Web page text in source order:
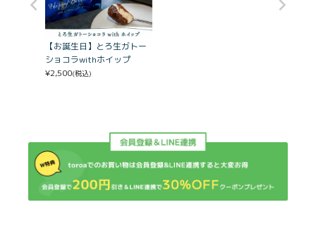
【お誕生日】とろ生ガトー
ショコラwithホイップ
¥2,500(税込)